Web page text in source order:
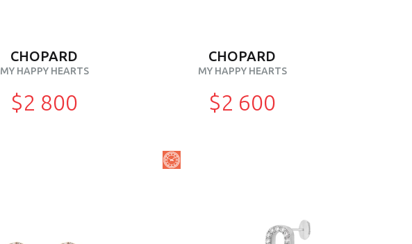
CHOPARD
MY HAPPY HEARTS
$2 800
CHOPARD
MY HAPPY HEARTS
$2 600